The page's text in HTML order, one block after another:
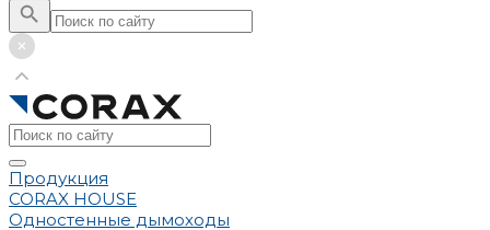
Продукция
CORAX HOUSE
Одностенные дымоходы